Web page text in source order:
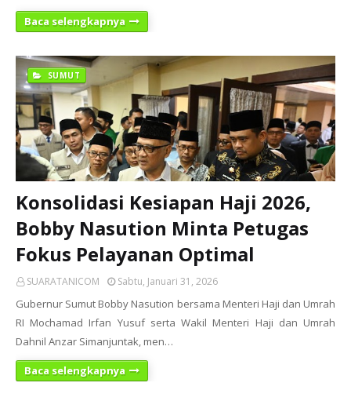
Baca selengkapnya
SUMUT
Konsolidasi Kesiapan Haji 2026,
Bobby Nasution Minta Petugas
Fokus Pelayanan Optimal
SUARATANICOM Sabtu, Januari 31, 2026
Gubernur Sumut Bobby Nasution bersama Menteri Haji dan Umrah
RI Mochamad Irfan Yusuf serta Wakil Menteri Haji dan Umrah
Dahnil Anzar Simanjuntak, men…
Baca selengkapnya